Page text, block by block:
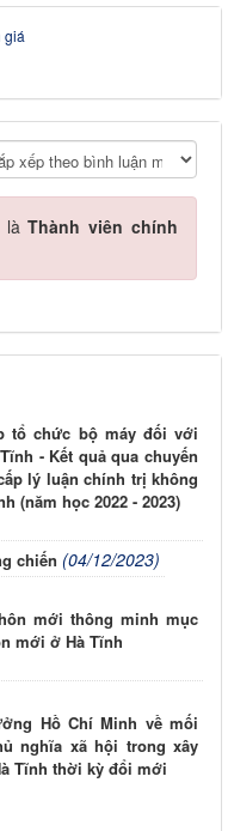
giá
làThành viên chính
tổ chức bộ máy đối với
- Kết quả qua chuyến
lý luận chính trị không
(năm học 2022 - 2023)
chiến (04/12/2023)
mới thông minh mục
mới ở Hà Tĩnh
Hồ Chí Minh về mối
nghĩa xã hội trong xây
Tĩnh thời kỳ đổi mới